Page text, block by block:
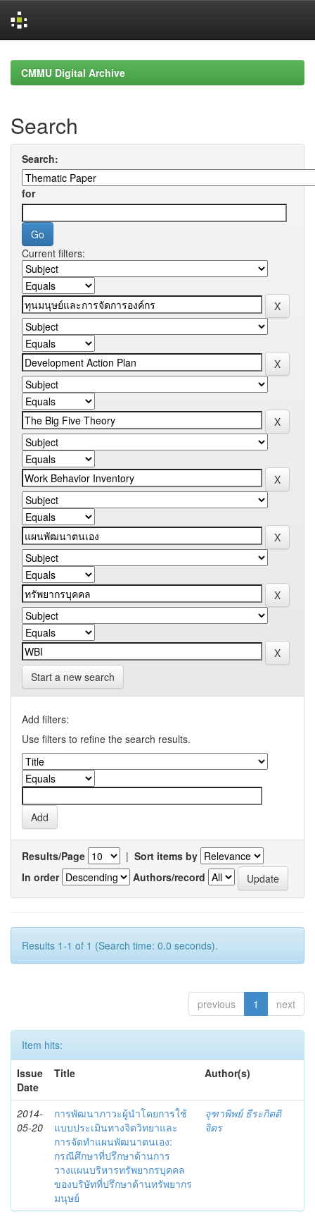
navigationCMMU Digital Archive
Search
Search:
for
Current filters:
Start a new search
Add filters:
Use filters to refine the search results.
Results/Page | Sort items by
In order
Authors/record
Results 1-1 of 1 (Search time: 0.0 seconds).
previous 1 next
Item hits:
Issue
Date
Title Author(s)
2014-
05-20
การพัฒนาภาวะผู้นำโดยการใช้
แบบประเมินทางจิตวิทยาและ
การจัดทำแผนพัฒนาตนเอง:
กรณีศึกษาที่ปรึกษาด้านการ
วางแผนบริหารทรัพยากรบุคคล
ของบริษัทที่ปรึกษาด้านทรัพยากร
มนุษย์
จุฑาพิพย์ ธีระกิตติ
จิตร